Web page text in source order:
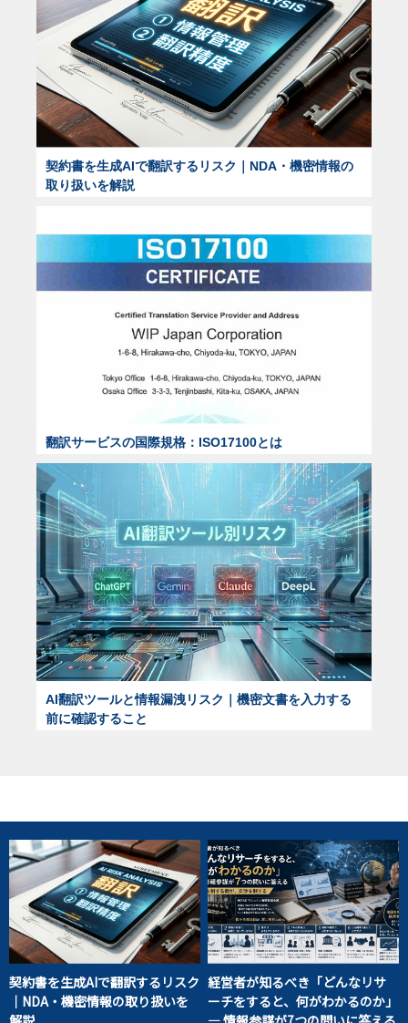
契約書を生成AIで翻訳するリスク｜NDA・機密情報の
取り扱いを解説
翻訳サービスの国際規格：ISO17100とは
AI翻訳ツールと情報漏洩リスク｜機密文書を入力する
前に確認すること
契約書を生成AIで翻訳するリスク
｜NDA・機密情報の取り扱いを
経営者が知るべき「どんなリサ
ーチをすると、何がわかるのか」